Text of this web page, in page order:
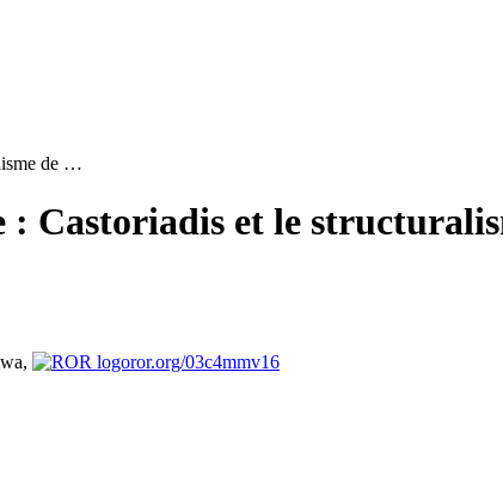
de …
: Castoriadis et le
ror.org/03c4mmv16